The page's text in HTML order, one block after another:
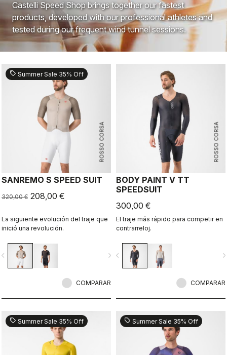
Castelli Speed Shop brings together our fastest
products, developed with our professional athletes and
tested during our frequent wind tunnel sessions.
ROSSO CORSA
sell Summer Sale 35% Off
SANREMO S SPEED SUIT
320,00 € 208,00 €
La siguiente evolución del traje que
inició una revolución.
navigate_next
COMPARAR
ROSSO CORSA
BODY PAINT V TT
SPEEDSUIT
300,00 €
El traje más rápido para competir en
contrarreloj.
navigate_before
COMPARAR
sell Summer Sale 35% Off sell Summer Sale 35% Off